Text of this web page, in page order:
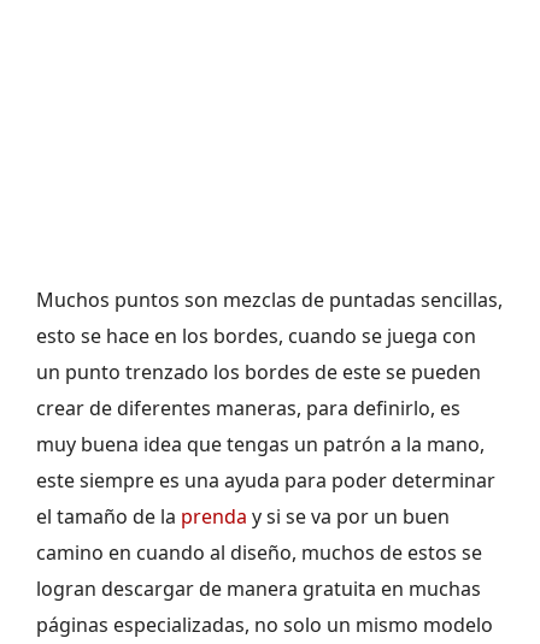
Muchos puntos son mezclas de puntadas sencillas,
esto se hace en los bordes, cuando se juega con
un punto trenzado los bordes de este se pueden
crear de diferentes maneras, para definirlo, es
muy buena idea que tengas un patrón a la mano,
este siempre es una ayuda para poder determinar
el tamaño de la prenda y si se va por un buen
camino en cuando al diseño, muchos de estos se
logran descargar de manera gratuita en muchas
páginas especializadas, no solo un mismo modelo